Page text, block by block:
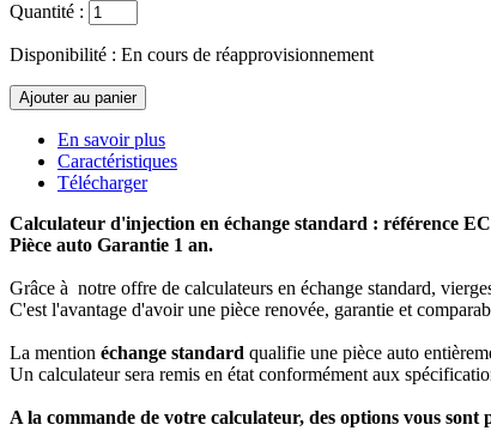
Quantité :
Disponibilité : En cours de réapprovisionnement
En savoir plus
Caractéristiques
Télécharger
Calculateur d'injection en échange standard : référence
Pièce auto Garantie 1 an.
Grâce à notre offre de calculateurs en échange standard,
C'est l'avantage d'avoir une pièce renovée, garantie et
La mention échange standard qualifie une pièce auto
Un calculateur sera remis en état conformément aux
A la commande de votre calculateur, des options vous sont